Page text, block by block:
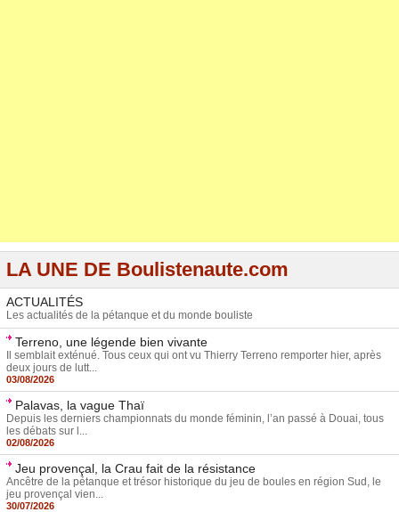
LA UNE DE Boulistenaute.com
ACTUALITÉS
Les actualités de la pétanque et du monde bouliste
Terreno, une légende bien vivante
Il semblait exténué. Tous ceux qui ont vu Thierry Terreno remporter hier, après
deux jours de lutt...
03/08/2026
Palavas, la vague Thaï
Depuis les derniers championnats du monde féminin, l’an passé à Douai, tous
les débats sur l...
02/08/2026
Jeu provençal, la Crau fait de la résistance
Ancêtre de la pétanque et trésor historique du jeu de boules en région Sud, le
jeu provençal vien...
30/07/2026